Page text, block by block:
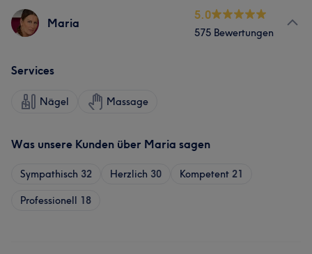
Maria
5.0
575 Bewertungen
Services
Nägel Massage
Was unsere Kunden über Maria sagen
Sympathisch 32 Herzlich 30 Kompetent 21
Professionell 18